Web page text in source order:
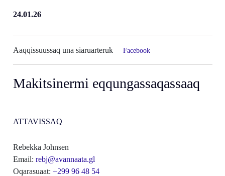
24.01.26
Aaqqissuussaq una siaruarteruk Facebook
Makitsinermi eqqungassaqassaaq
ATTAVISSAQ
Rebekka Johnsen
Email: rebj@avannaata.gl
Oqarasuaat: +299 96 48 54